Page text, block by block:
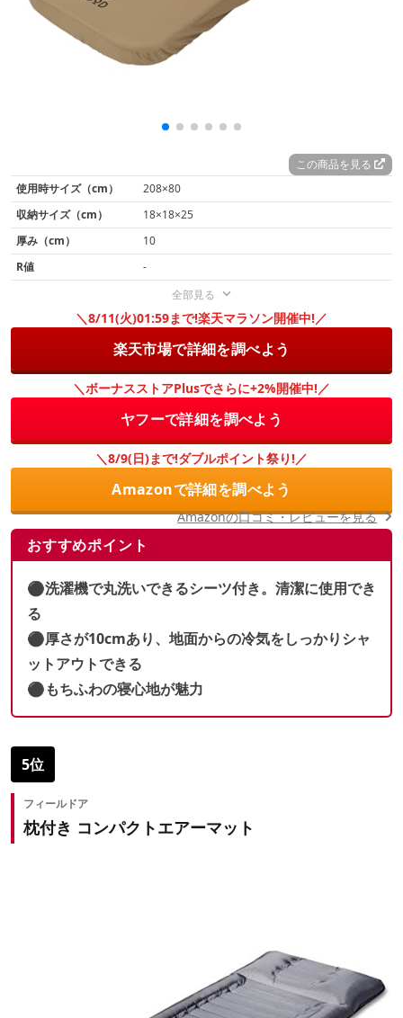
この商品を見る
使用時サイズ（cm）
208×80
収納サイズ（cm）
18×18×25
厚み（cm）
10
R値
-
全部見る
＼8/11(火)01:59まで!楽天マラソン開催中!／
楽天市場で詳細を調べよう
＼ボーナスストアPlusでさらに+2%開催中!／
ヤフーで詳細を調べよう
＼8/9(日)まで!ダブルポイント祭り!／
Amazonで詳細を調べよう
おすすめポイント
⚫︎洗濯機で丸洗いできるシーツ付き。清潔に使用でき
る
⚫︎厚さが10cmあり、地面からの冷気をしっかりシャ
ットアウトできる
⚫︎もちふわの寝心地が魅力
Amazonの口コミ・レビューを見る
5位
フィールドア
枕付き コンパクトエアーマット